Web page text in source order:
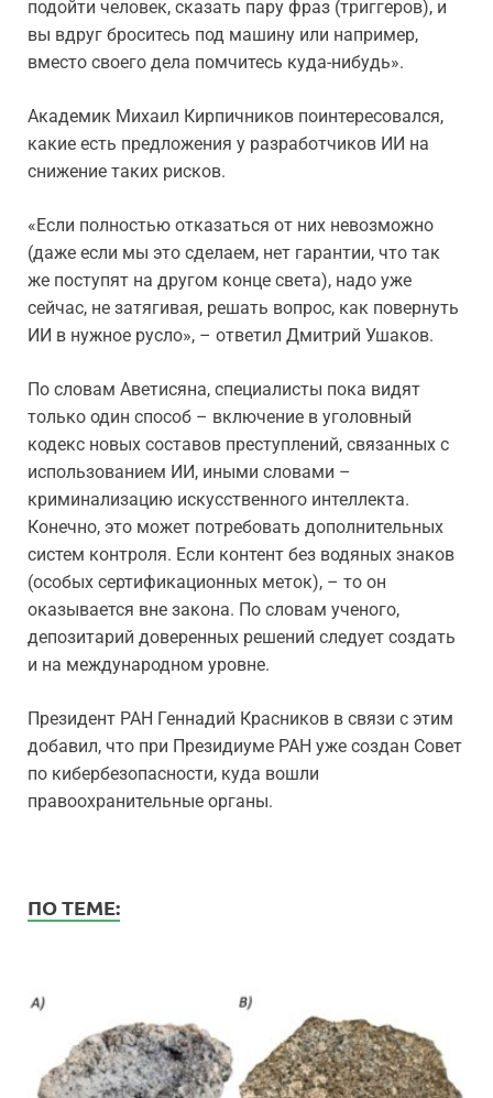
подойти человек, сказать пару фраз (триггеров), и
вы вдруг броситесь под машину или например,
вместо своего дела помчитесь куда-нибудь».
Академик Михаил Кирпичников поинтересовался,
какие есть предложения у разработчиков ИИ на
снижение таких рисков.
«Если полностью отказаться от них невозможно
(даже если мы это сделаем, нет гарантии, что так
же поступят на другом конце света), надо уже
сейчас, не затягивая, решать вопрос, как повернуть
ИИ в нужное русло», – ответил Дмитрий Ушаков.
По словам Аветисяна, специалисты пока видят
только один способ – включение в уголовный
кодекс новых составов преступлений, связанных с
использованием ИИ, иными словами –
криминализацию искусственного интеллекта.
Конечно, это может потребовать дополнительных
систем контроля. Если контент без водяных знаков
(особых сертификационных меток), – то он
оказывается вне закона. По словам ученого,
депозитарий доверенных решений следует создать
и на международном уровне.
Президент РАН Геннадий Красников в связи с этим
добавил, что при Президиуме РАН уже создан Совет
по кибербезопасности, куда вошли
правоохранительные органы.
ПО ТЕМЕ: